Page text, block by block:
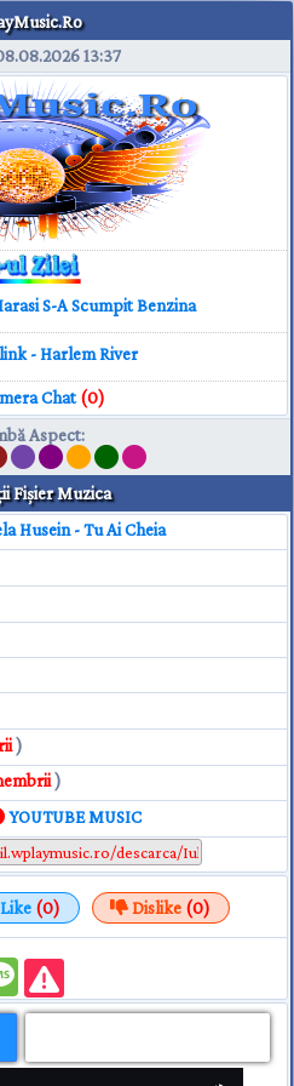
13:37
S-A Scumpit Benzina
- Harlem River
Chat(0)
Aspect:
Fişier Muzica
Husein - Tu Ai Cheia
)
)
YOUTUBE MUSIC
Like (0) Dislike (0)
Message